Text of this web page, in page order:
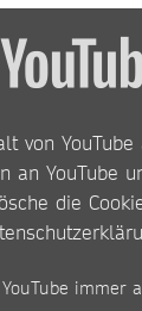
von
an YouTube
die
immer